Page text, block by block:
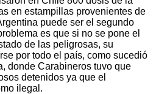
en estampillas provenientes de
puede ser el segundo
es que si no se pone el
de las peligrosas, su
por todo el país, como sucedió
donde Carabineros tuvo que
detenidos ya que el
ilegal.